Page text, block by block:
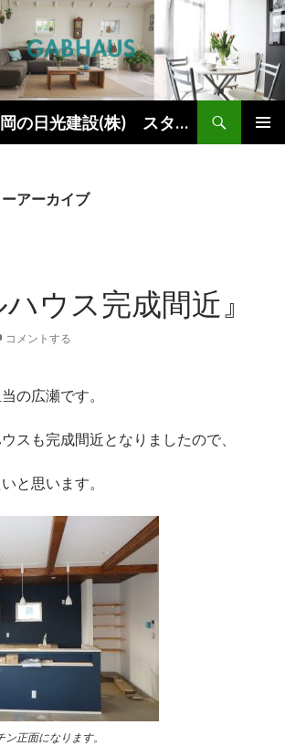
ギャブハウス真岡の日光建設(株) スタッフブログ
ーアーカイブ
ハウス完成間近』
コメントする
の広瀬です。
スも完成間近となりましたので、
と思います。
正面になります。